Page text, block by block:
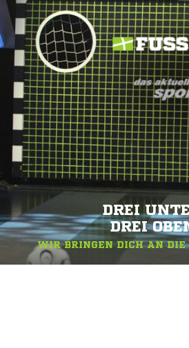
DREI
DREI
WIR BRINGEN DICH AN DIE